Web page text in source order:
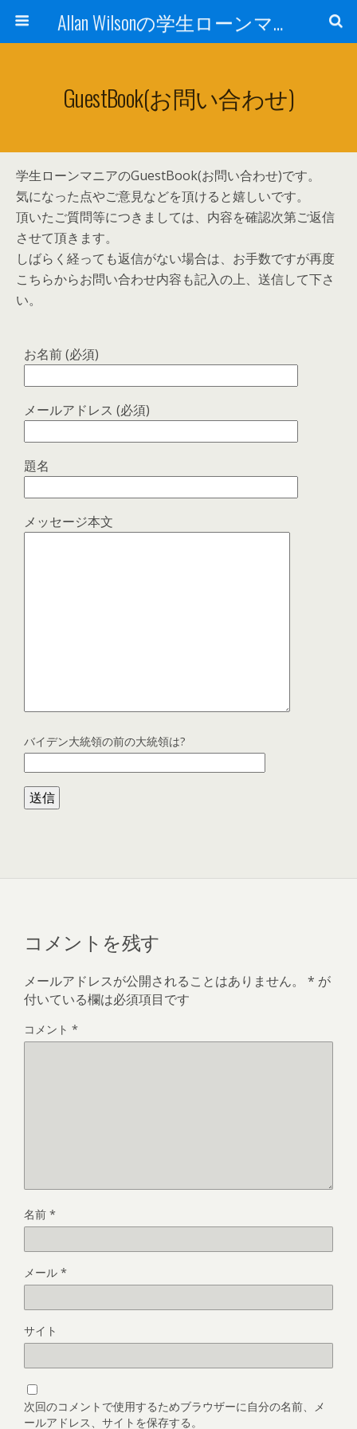
Allan Wilsonの学生ローンマニア
GuestBook(お問い合わせ)
学生ローンマニアのGuestBook(お問い合わせ)です。
気になった点やご意見などを頂けると嬉しいです。
頂いたご質問等につきましては、内容を確認次第ご返信
させて頂きます。
しばらく経っても返信がない場合は、お手数ですが再度
こちらからお問い合わせ内容も記入の上、送信して下さ
い。
お名前 (必須)
メールアドレス (必須)
題名
メッセージ本文
バイデン大統領の前の大統領は?
コメントを残す
メールアドレスが公開されることはありません。 * が
付いている欄は必須項目です
コメント *
名前 *
メール *
サイト
次回のコメントで使用するためブラウザーに自分の名前、メ
ールアドレス、サイトを保存する。